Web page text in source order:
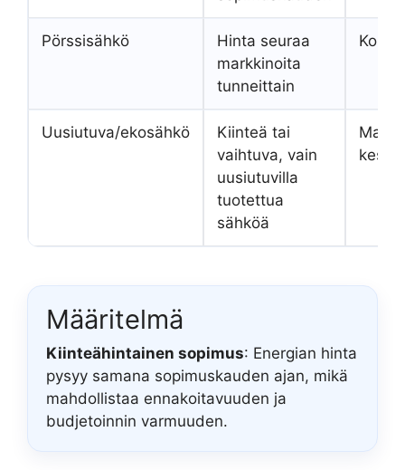
Pörssisähkö
Hinta seuraa
markkinoita
tunneittain
Uusiutuva/ekosähkö
Kiinteä tai
vaihtuva, vain
uusiutuvilla
tuotettua
sähköä
Määritelmä
Kiinteähintainen sopimus: Energian hinta
pysyy samana sopimuskauden ajan, mikä
mahdollistaa ennakoitavuuden ja
budjetoinnin varmuuden.